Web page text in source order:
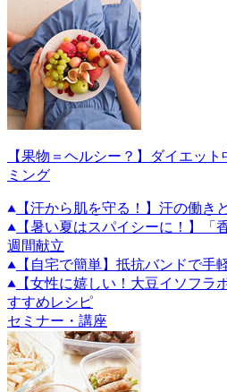
【果物＝ヘルシー？】ダイエッ
ミング
【汗から肌を守る！】汗の働き
【暑い夏はスパイシーに！】「
週間献立
【自宅で簡単】抵抗バンドで手
【女性に嬉しい！大豆イソフラ
すすめレシピ
セミナー・講座